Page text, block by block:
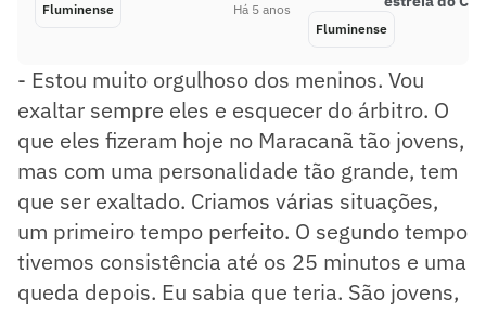
Fluminense Há 5 anos
Fluminense
- Estou muito orgulhoso dos meninos. Vou
exaltar sempre eles e esquecer do árbitro. O
que eles fizeram hoje no Maracanã tão jovens,
mas com uma personalidade tão grande, tem
que ser exaltado. Criamos várias situações,
um primeiro tempo perfeito. O segundo tempo
tivemos consistência até os 25 minutos e uma
queda depois. Eu sabia que teria. São jovens,